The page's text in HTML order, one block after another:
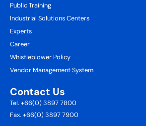
Public Training
Industrial Solutions Centers
Experts
Career
Whistleblower Policy
Vendor Management System
Contact Us
Tel. +66(0) 3897 7800
Fax. +66(0) 3897 7900